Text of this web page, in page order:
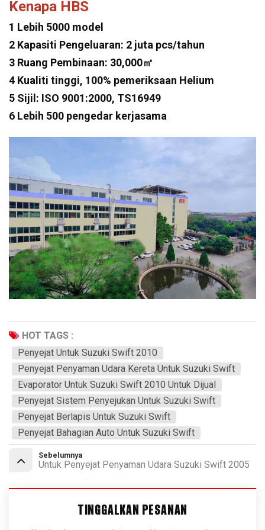
Kenapa HBS
1 Lebih 5000 model
2 Kapasiti Pengeluaran: 2 juta pcs/tahun
3 Ruang Pembinaan: 30,000㎡
4 Kualiti tinggi, 100% pemeriksaan Helium
5 Sijil: ISO 9001:2000, TS16949
6 Lebih 500 pengedar kerjasama
HOT TAGS :
Penyejat Untuk Suzuki Swift 2010
Penyejat Penyaman Udara Kereta Untuk Suzuki Swift
Evaporator Untuk Suzuki Swift 2010 Untuk Dijual
Penyejat Sistem Penyejukan Untuk Suzuki Swift
Penyejat Berlapis Untuk Suzuki Swift
Penyejat Bahagian Auto Untuk Suzuki Swift
Sebelumnya
Untuk Penyejat Penyaman Udara Suzuki Swift 2005
TINGGALKAN PESANAN